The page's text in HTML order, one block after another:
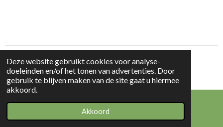
Deze website gebruikt cookies voor analyse-
doeleinden en/of het tonen van advertenties. Door
gebruik te blijven maken van de site gaat u hiermee
akkoord.
Akkoord
© 2023 - 2026 Beauty & Products
Powered byJouwWeb